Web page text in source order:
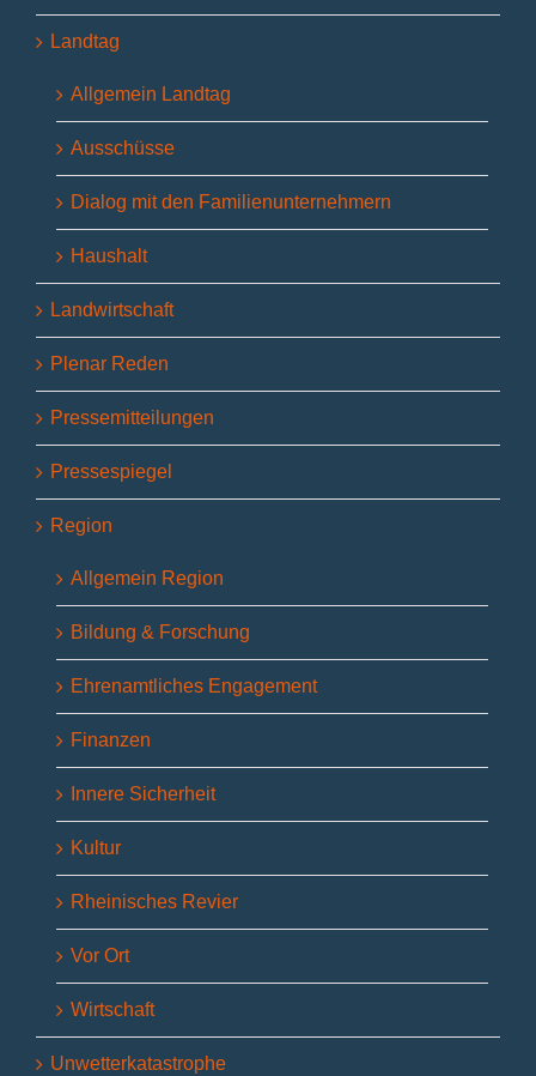
Landtag
Allgemein Landtag
Ausschüsse
Dialog mit den Familienunternehmern
Haushalt
Landwirtschaft
Plenar Reden
Pressemitteilungen
Pressespiegel
Region
Allgemein Region
Bildung & Forschung
Ehrenamtliches Engagement
Finanzen
Innere Sicherheit
Kultur
Rheinisches Revier
Vor Ort
Wirtschaft
Unwetterkatastrophe